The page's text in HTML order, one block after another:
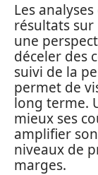
Les
résultats
une
déceler des
suivi de la
permet de
long terme.
mieux ses
amplifier
niveaux de
marges.